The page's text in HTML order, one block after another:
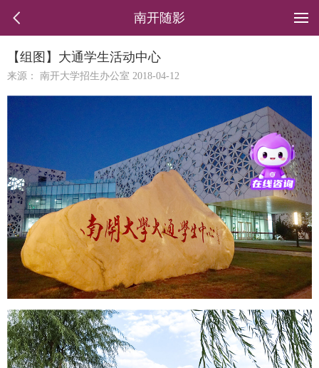
南开随影
【组图】大通学生活动中心
来源： 南开大学招生办公室 2018-04-12